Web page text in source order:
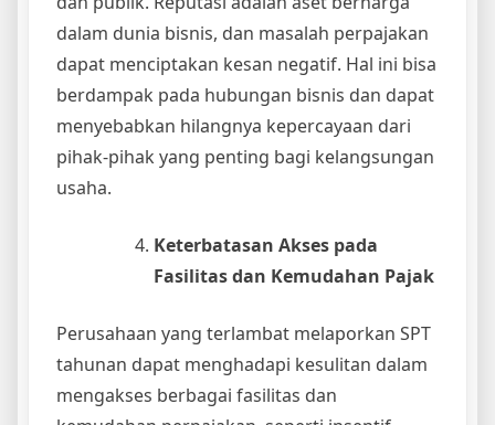
dalam dunia bisnis, dan masalah perpajakan
dapat menciptakan kesan negatif. Hal ini bisa
berdampak pada hubungan bisnis dan dapat
menyebabkan hilangnya kepercayaan dari
pihak-pihak yang penting bagi kelangsungan
usaha.
Keterbatasan Akses pada
Fasilitas dan Kemudahan Pajak
Perusahaan yang terlambat melaporkan SPT
tahunan dapat menghadapi kesulitan dalam
mengakses berbagai fasilitas dan